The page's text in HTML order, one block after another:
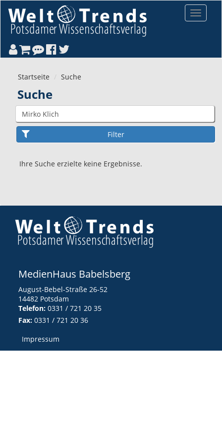
Toggle
Startseite Suche
Suche
Ihre Suche erzielte keine Ergebnisse.
MedienHaus Babelsberg
August-Bebel-Straße 26-52
14482 Potsdam
Telefon: 0331 / 721 20 35
Fax: 0331 / 721 20 36
Impressum